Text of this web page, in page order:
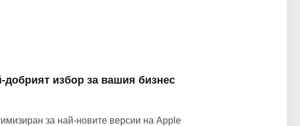
избор за вашия бизнес
за най-новите версии на Apple